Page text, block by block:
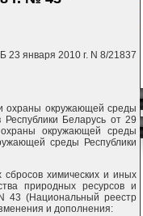
23 января 2010 г. N 8/21837
охраны окружающей среды
Беларусь от 29
окружающей среды
среды Республики
химических и иных
природных ресурсов и
43 (Национальный реестр
и дополнения: